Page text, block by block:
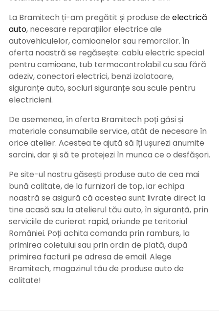
La Bramitech ți-am pregătit și produse de electrică
auto, necesare reparațiilor electrice ale
autovehiculelor, camioanelor sau remorcilor. În
oferta noastră se regăsește: cablu electric special
pentru camioane, tub termocontrolabil cu sau fără
adeziv, conectori electrici, benzi izolatoare,
siguranțe auto, socluri siguranțe sau scule pentru
electricieni.
De asemenea, în oferta Bramitech poți găsi și
materiale consumabile service, atât de necesare în
orice atelier. Acestea te ajută să îți ușurezi anumite
sarcini, dar și să te protejezi în munca ce o desfășori.
Pe site-ul nostru găsești produse auto de cea mai
bună calitate, de la furnizori de top, iar echipa
noastră se asigură că acestea sunt livrate direct la
tine acasă sau la atelierul tău auto, în siguranță, prin
serviciile de curierat rapid, oriunde pe teritoriul
României. Poți achita comanda prin ramburs, la
primirea coletului sau prin ordin de plată, după
primirea facturii pe adresa de email. Alege
Bramitech, magazinul tău de produse auto de
calitate!